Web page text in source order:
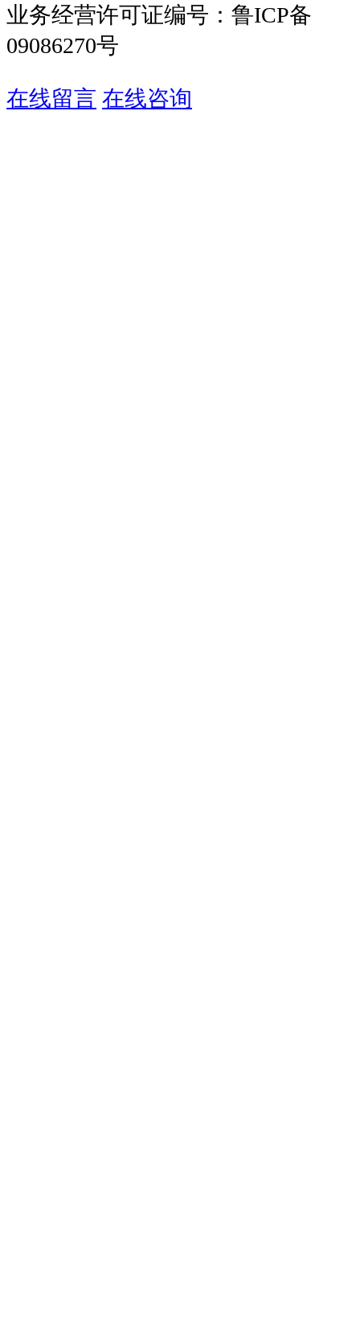
业务经营许可证编号：鲁ICP备
09086270号
在线留言 在线咨询